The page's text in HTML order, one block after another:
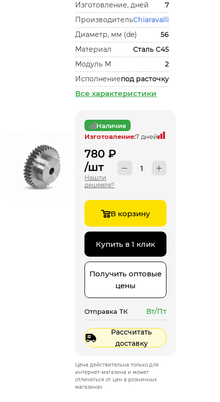
Изготовление, дней
7
ПроизводительChiaravalli
Диаметр, мм (de)
56
Материал
Сталь С45
Модуль М
2
Исполнениепод расточку
Все характеристики
Наличие
Изготовление:7 дней
780 ₽
/шт
Нашли
дешевле?
В корзину
Купить в 1 клик
Получить оптовые
цены
Отправка ТК Вт/Пт
Рассчитать
доставку
Цена действительна только для
интернет-магазина и может
отличаться от цен в розничных
магазинах